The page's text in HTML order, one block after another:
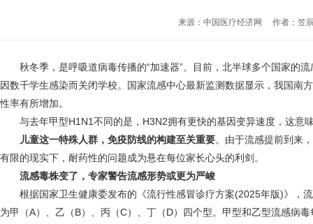
来源：中国医疗经济网 作者：
秋冬季，是呼吸道病毒传播的“加速器”。目前，北半球多个国家的
因数千学生感染而关闭学校。国家流感中心最新监测数据显示，我国南
性率有所增加。
与去年甲型H1N1不同的是，H3N2拥有更快的基因变异速度，这意
儿童这一特殊人群，免疫防线的构建至关重要。由于流感提前到来
有限的现实下，耐药性的问题成为悬在每位家长心头的利剑。
流感毒株变了，专家警告流感形势或更为严峻
根据国家卫生健康委发布的《流行性感冒诊疗方案(2025年版)》，
为甲（A）、乙（B）、丙（C）、丁（D）四个型。甲型和乙型流感病